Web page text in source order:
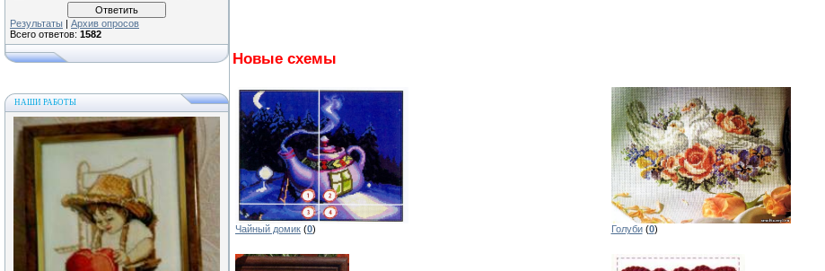
Результаты | Архив опросов
Всего ответов: 1582
НАШИ РАБОТЫ
Новые схемы
Чайный домик (0) Голуби (0)